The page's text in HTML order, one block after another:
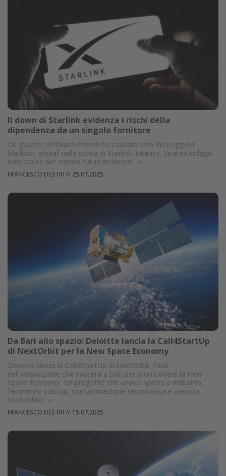
Il down di Starlink evidenza i rischi della
dipendenza da un singolo fornitore
Un guasto software interno ha causato uno dei peggiori
blackout globali nella storia di Starlink. Intanto, SpaceX indaga
sulle cause per evitare futuri disservizi. »
FRANCESCO DESTRI // 25.07.2025
Da Bari allo spazio: Deloitte lancia la Call4StartUp
di NextOrbit per la New Space Economy
Deloitte lancia la Call4StartUp di NextOrbit, l’hub
dell’innovazione che nascerà a Bari per promuovere la New
Space Economy. Un progetto che unisce spazio e industria,
favorendo startup, contaminazione tecnologica e crescita
sostenibile. »
FRANCESCO DESTRI // 15.07.2025